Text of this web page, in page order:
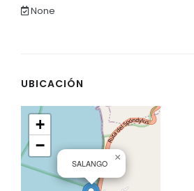
None
UBICACIÓN
SALANGO
×
+
−